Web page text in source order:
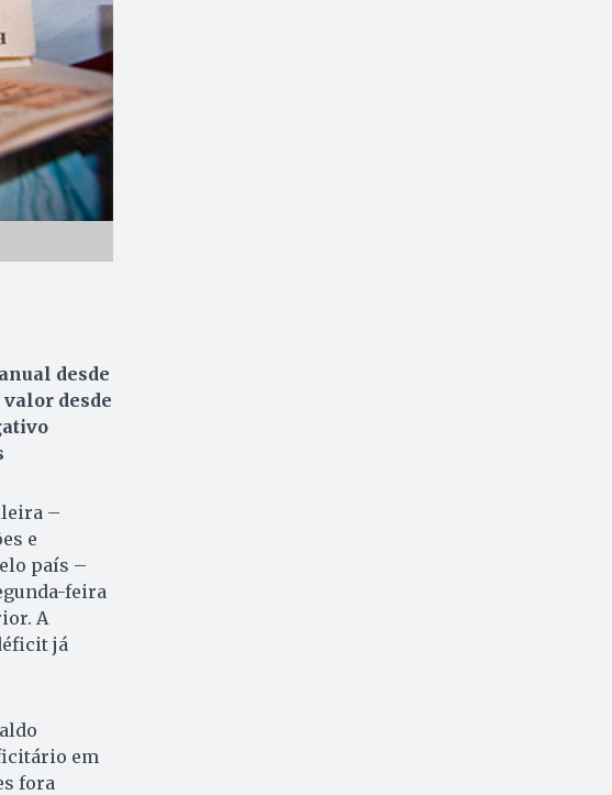
desde
desde
–
e
país –
feira
A
já
em
fora